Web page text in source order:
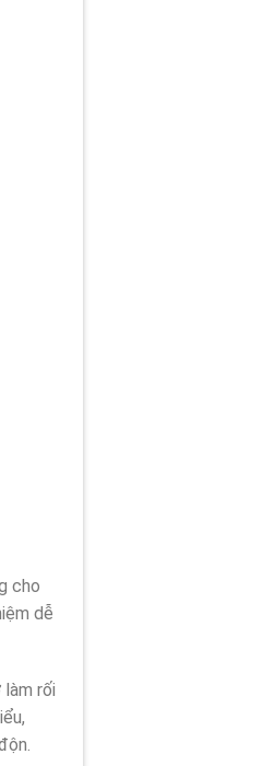
cho
dễ
rối